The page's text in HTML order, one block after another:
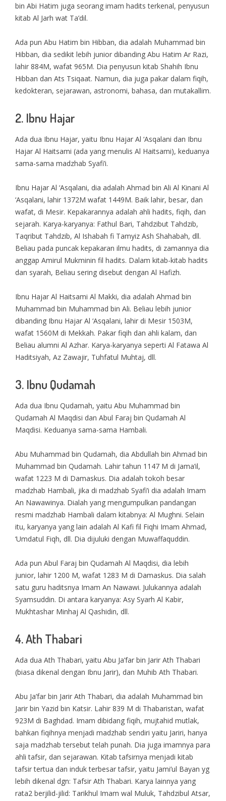
bin Abi Hatim juga seorang imam hadits terkenal, penyusun
kitab Al Jarh wat Ta’dil.
Ada pun Abu Hatim bin Hibban, dia adalah Muhammad bin
Hibban, dia sedikit lebih junior dibanding Abu Hatim Ar Razi,
lahir 884M, wafat 965M. Dia penyusun kitab Shahih Ibnu
Hibban dan Ats Tsiqaat. Namun, dia juga pakar dalam fiqih,
kedokteran, sejarawan, astronomi, bahasa, dan mutakallim.
2. Ibnu Hajar
Ada dua Ibnu Hajar, yaitu Ibnu Hajar Al ‘Asqalani dan Ibnu
Hajar Al Haitsami (ada yang menulis Al Haitsami), keduanya
sama-sama madzhab Syafi’i.
Ibnu Hajar Al ‘Asqalani, dia adalah Ahmad bin Ali Al Kinani Al
‘Asqalani, lahir 1372M wafat 1449M. Baik lahir, besar, dan
wafat, di Mesir. Kepakarannya adalah ahli hadits, fiqih, dan
sejarah. Karya-karyanya: Fathul Bari, Tahdzibut Tahdzib,
Taqribut Tahdzib, Al Ishabah fi Tamyiz Ash Shahabah, dll.
Beliau pada puncak kepakaran ilmu hadits, di zamannya dia
anggap Amirul Mukminin fil hadits. Dalam kitab-kitab hadits
dan syarah, Beliau sering disebut dengan Al Hafizh.
Ibnu Hajar Al Haitsami Al Makki, dia adalah Ahmad bin
Muhammad bin Muhammad bin Ali. Beliau lebih junior
dibanding Ibnu Hajar Al ‘Asqalani, lahir di Mesir 1503M,
wafat 1560M di Mekkah. Pakar fiqih dan ahli kalam, dan
Beliau alumni Al Azhar. Karya-karyanya seperti Al Fatawa Al
Haditsiyah, Az Zawajir, Tuhfatul Muhtaj, dll.
3. Ibnu Qudamah
Ada dua Ibnu Qudamah, yaitu Abu Muhammad bin
Qudamah Al Maqdisi dan Abul Faraj bin Qudamah Al
Maqdisi. Keduanya sama-sama Hambali.
Abu Muhammad bin Qudamah, dia Abdullah bin Ahmad bin
Muhammad bin Qudamah. Lahir tahun 1147 M di Jama’il,
wafat 1223 M di Damaskus. Dia adalah tokoh besar
madzhab Hambali, jika di madzhab Syafi’i dia adalah Imam
An Nawawinya. Dialah yang mengumpulkan pandangan
resmi madzhab Hambali dalam kitabnya: Al Mughni. Selain
itu, karyanya yang lain adalah Al Kafi fil Fiqhi Imam Ahmad,
‘Umdatul Fiqh, dll. Dia dijuluki dengan Muwaffaquddin.
Ada pun Abul Faraj bin Qudamah Al Maqdisi, dia lebih
junior, lahir 1200 M, wafat 1283 M di Damaskus. Dia salah
satu guru haditsnya Imam An Nawawi. Julukannya adalah
Syamsuddin. Di antara karyanya: Asy Syarh Al Kabir,
Mukhtashar Minhaj Al Qashidin, dll.
4. Ath Thabari
Ada dua Ath Thabari, yaitu Abu Ja’far bin Jarir Ath Thabari
(biasa dikenal dengan Ibnu Jarir), dan Muhib Ath Thabari.
Abu Ja’far bin Jarir Ath Thabari, dia adalah Muhammad bin
Jarir bin Yazid bin Katsir. Lahir 839 M di Thabaristan, wafat
923M di Baghdad. Imam dibidang fiqih, mujtahid mutlak,
bahkan fiqihnya menjadi madzhab sendiri yaitu Jariri, hanya
saja madzhab tersebut telah punah. Dia juga imamnya para
ahli tafsir, dan sejarawan. Kitab tafsirnya menjadi kitab
tafsir tertua dan induk terbesar tafsir, yaitu Jami’ul Bayan yg
lebih dikenal dgn: Tafsir Ath Thabari. Karya lainnya yang
rata2 berjilid-jilid: Tarikhul Imam wal Muluk, Tahdzibul Atsar,